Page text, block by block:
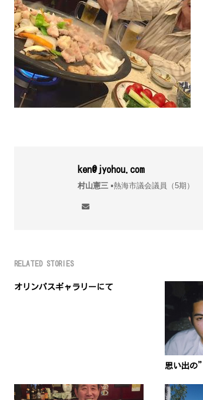
ken@jyohou.com
村山憲三 ▪︎熱海市議会議員（5期
RELATED STORIES
オリンパスギャラリーにて
思い出の